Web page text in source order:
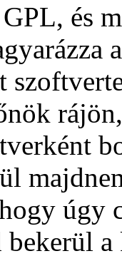
és
úgy
bekerül